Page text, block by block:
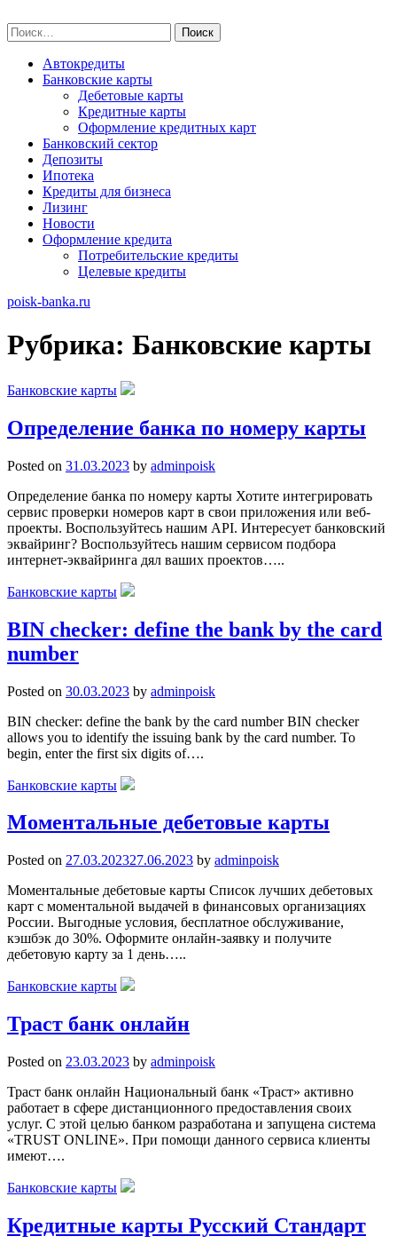
to
content
Найти:
Автокредиты
Банковские карты
Дебетовые карты
Кредитные карты
Оформление кредитных карт
Банковский сектор
Депозиты
Ипотека
Кредиты для бизнеса
Лизинг
Новости
Оформление кредита
Потребительские кредиты
Целевые кредиты
poisk-banka.ru
Рубрика: Банковские карты
Банковские карты
Определение банка по номеру карты
Posted on 31.03.2023 by adminpoisk
Определение банка по номеру карты Хотите интегрировать
сервис проверки номеров карт в свои приложения или веб-
проекты. Воспользуйтесь нашим API. Интересует банковский
эквайринг? Воспользуйтесь нашим сервисом подбора
интернет-эквайринга дял ваших проектов…..
Банковские карты
BIN checker: define the bank by the card
number
Posted on 30.03.2023 by adminpoisk
BIN checker: define the bank by the card number BIN checker
allows you to identify the issuing bank by the card number. To
begin, enter the first six digits of….
Банковские карты
Моментальные дебетовые карты
Posted on 27.03.202327.06.2023 by adminpoisk
Моментальные дебетовые карты Список лучших дебетовых
карт с моментальной выдачей в финансовых организациях
России. Выгодные условия, бесплатное обслуживание,
кэшбэк до 30%. Оформите онлайн-заявку и получите
дебетовую карту за 1 день…..
Банковские карты
Траст банк онлайн
Posted on 23.03.2023 by adminpoisk
Траст банк онлайн Национальный банк «Траст» активно
работает в сфере дистанционного предоставления своих
услуг. С этой целью банком разработана и запущена система
«TRUST ONLINE». При помощи данного сервиса клиенты
имеют….
Банковские карты
Кредитные карты Русский Стандарт